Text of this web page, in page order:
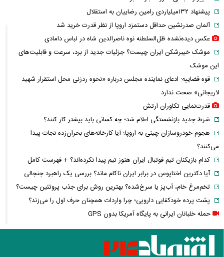
پیشنهاد ۱۳۲میلیاردی رامین رضاییان به استقلال
آلمان صدرنشین حداقل دستمزد اروپا از نظر قدرت خرید شد
عکس دیده‌نشده ظل‌السلطنه نوه ناصرالدین شاه در لباس دامادی
موشک خیبرشکن ایران چیست؟ جزئیات جدید از برد، سرعت و قابلیت‌های
این موشک
قوه قضاییه: ادعای نماینده مجلس درباره «نحوه ردزنی محل استقرار شهید
لاریجانی» صحت ندارد
قدرت‌نمایی تکاوران ارتش
شرط جدید بازنشستگی اعلام شد؛ چه کسانی باید بیشتر کار کنند؟
هجوم خودروسازان چینی به اروپا؛ آیا کارخانه‌های بحران‌زده نجات پیدا
می‌کنند؟
کدام بازیکنان تیم فوتبال ایران هنوز تیم پیدا نکرده‌اند؟ + فهرست کامل
آیا دکترین اختاپوس در برابر ایران ناکام ماند؟ بررسی یک راهبرد جنجالی
تخم‌مرغ خام، آب‌پز یا سرخ‌شده؟ بهترین روش برای جذب پروتئین چیست؟
پشت پرده خودکفایی دارویی؛ چرا واردات همچنان حرف اول را می‌زند؟
حمله خلبانان ایرانی به پایگاه آمریکا بدون GPS
شرایط تغییر نام خانوادگی و شناسنامه اعلام شد+ مراحل، مدارک لازم و قوانین
جدید ثبت احوال
یک خبر غیرمنتظره درباره توافق ایران و آمریکا